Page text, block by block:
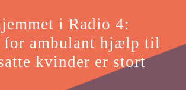
i Radio 4:
for ambulant hjælp til
kvinder er stort